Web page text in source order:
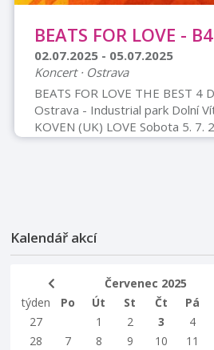
BEATS FOR LOVE -
02.07.2025 - 05.07.2025
Koncert · Ostrava
BEATS FOR LOVE THE BEST 4
Ostrava - Industrial park Dolní
KOVEN (UK) LOVE Sobota 5. 7.
(UK) Bru-C (UK) LOVE Středa 2.
John Newman (UK) LOVE
Newman (UK) Killer Hertz LIVE
LOVE Středa 2. 7. 2025 Timm ...
Kalendář akcí
Červenec 2025
týden
Po Út St Čt Pá
27
1 2 3 4
28
7 8 9 10 11